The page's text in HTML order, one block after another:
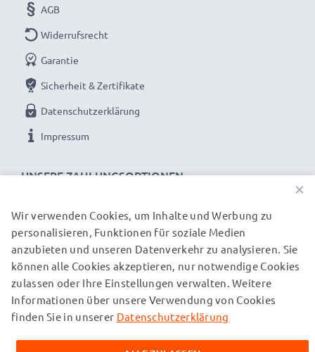
UNSERE ZAHLUNGSOPTIONEN
AGB
Widerrufsrecht
Garantie
Sicherheit & Zertifikate
Datenschutzerklärung
Impressum
UNSERE VERSANDPARTNER
© subtel.ch 2026
Alle Preise verstehen sich inklusive Mehrwertsteuer und
zuzüglich Versandkosten. Bitte beachten Sie, dass alle
Inhaber sind und ausschließlich zur Information über unsere
×
Wir verwenden Cookies, um Inhalte und Werbung zu
personalisieren, Funktionen für soziale Medien
anzubieten und unseren Datenverkehr zu analysieren. Sie
können alle Cookies akzeptieren, nur notwendige Cookies
zulassen oder Ihre Einstellungen verwalten. Weitere
Informationen über unsere Verwendung von Cookies
finden Sie in unserer Datenschutzerklärung